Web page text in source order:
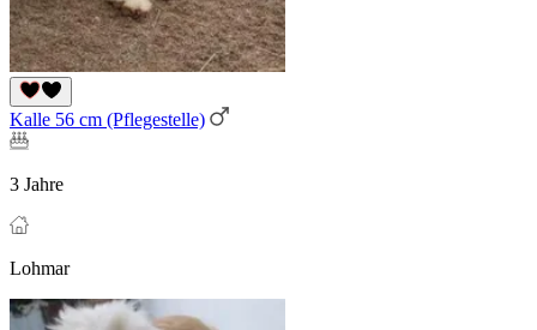
Kalle 56 cm (Pflegestelle)
3 Jahre
Lohmar